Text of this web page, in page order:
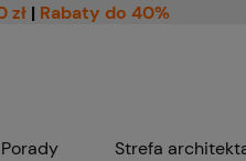
zł | Rabaty do 40%
Porady Strefa